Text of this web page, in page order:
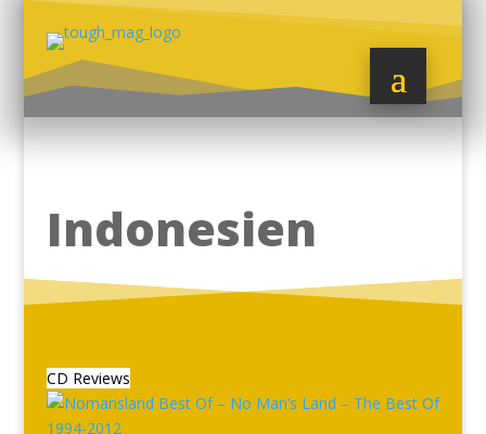
Indonesien
CD Reviews